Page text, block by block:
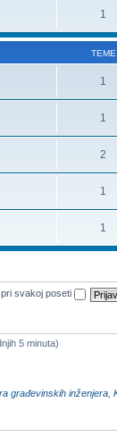
1
TEME
1
1
2
1
1
pri svakoj poseti
5 minuta)
građevinskih inženjera